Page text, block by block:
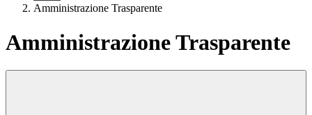
Amministrazione Trasparente
Amministrazione Trasparente